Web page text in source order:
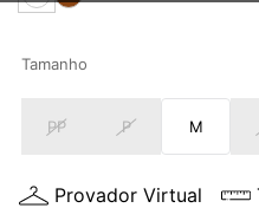
consideraremos isso como
entre outros, a capacidade
Cookies acesse o link.
Tamanho
PP P M
Provador Virtual